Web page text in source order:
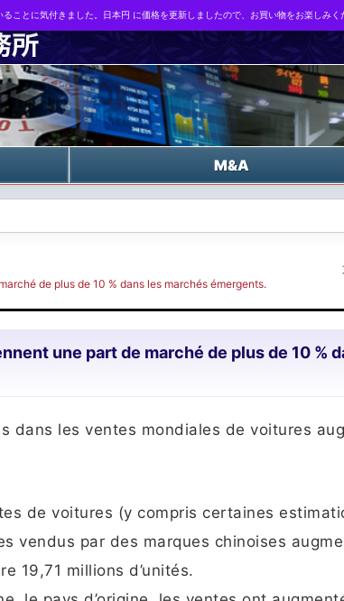
Japan
M&A
de plus de 10 % dans les marchés émergents.
une part de marché de plus de 10 %
dans les ventes mondiales de voitures
de voitures (y compris certaines
vendus par des marques chinoises
19,71 millions d’unités.
ことに気付きました。日本円 に価格を更新しましたので、お買い物をお楽しみく